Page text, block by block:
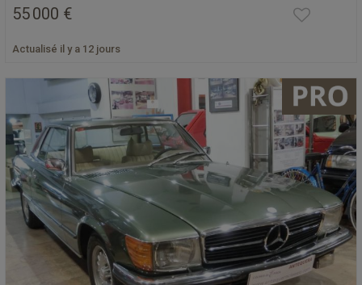
55 000 €
Actualisé il y a 12 jours